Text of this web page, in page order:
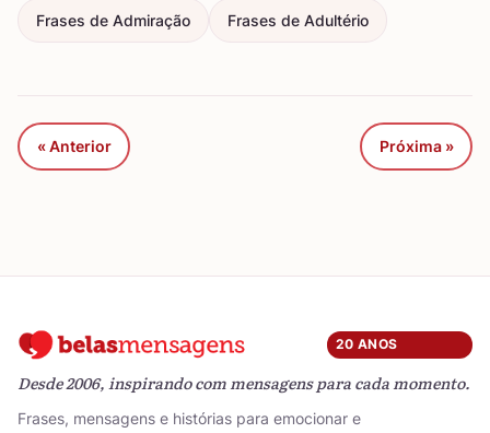
Frases de Admiração Frases de Adultério
« Anterior Próxima »
20 ANOS
Desde 2006, inspirando com mensagens para cada momento.
Frases, mensagens e histórias para emocionar e